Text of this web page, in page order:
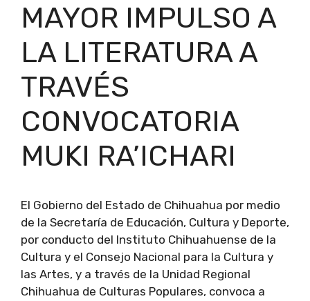
MAYOR IMPULSO A
LA LITERATURA A
TRAVÉS
CONVOCATORIA
MUKI RA’ICHARI
El Gobierno del Estado de Chihuahua por medio
de la Secretaría de Educación, Cultura y Deporte,
por conducto del Instituto Chihuahuense de la
Cultura y el Consejo Nacional para la Cultura y
las Artes, y a través de la Unidad Regional
Chihuahua de Culturas Populares, convoca a